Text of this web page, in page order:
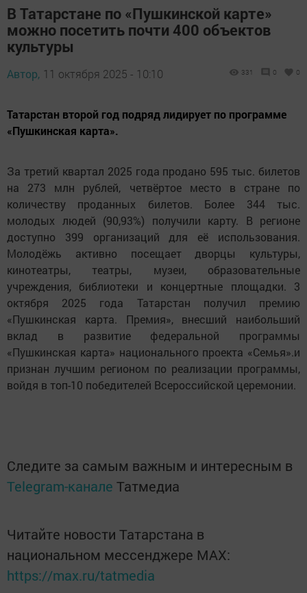
В Татарстане по «Пушкинской карте»
можно посетить почти 400 объектов
культуры
Автор, 11 октября 2025 - 10:10 331 0 0
Татарстан второй год подряд лидирует по программе
«Пушкинская карта».
За третий квартал 2025 года продано 595 тыс. билетов
на 273 млн рублей, четвёртое место в стране по
количеству проданных билетов. Более 344 тыс.
молодых людей (90,93%) получили карту. В регионе
доступно 399 организаций для её использования.
Молодёжь активно посещает дворцы культуры,
кинотеатры, театры, музеи, образовательные
учреждения, библиотеки и концертные площадки. 3
октября 2025 года Татарстан получил премию
«Пушкинская карта. Премия», внесший наибольший
вклад в развитие федеральной программы
«Пушкинская карта» национального проекта «Семья».и
признан лучшим регионом по реализации программы,
войдя в топ-10 победителей Всероссийской церемонии.
Следите за самым важным и интересным в
Telegram-канале Татмедиа
Читайте новости Татарстана в
национальном мессенджере MАХ:
https://max.ru/tatmedia